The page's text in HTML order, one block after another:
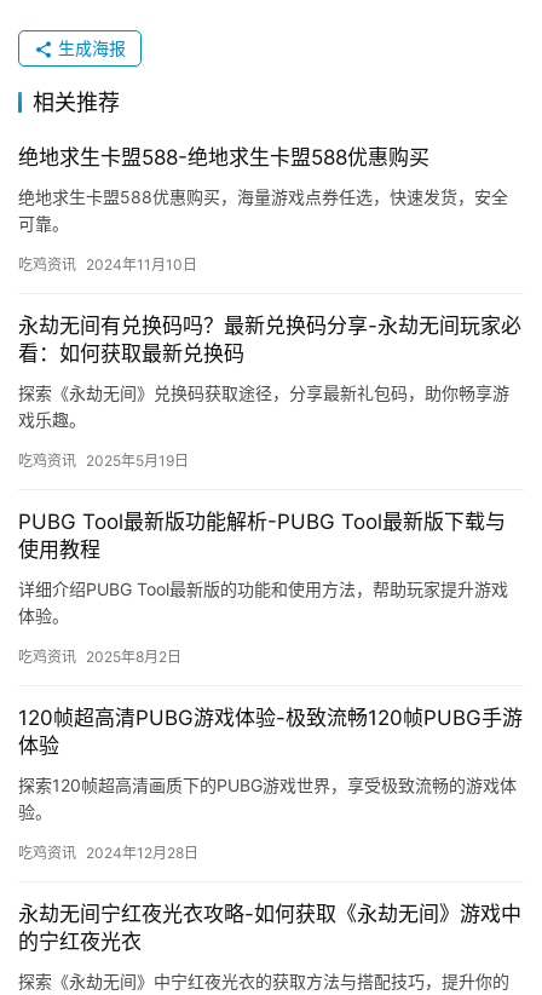
生成海报
相关推荐
绝地求生卡盟588-绝地求生卡盟588优惠购买
绝地求生卡盟588优惠购买，海量游戏点券任选，快速发货，安全
可靠。
吃鸡资讯 2024年11月10日
永劫无间有兑换码吗？最新兑换码分享-永劫无间玩家必
看：如何获取最新兑换码
探索《永劫无间》兑换码获取途径，分享最新礼包码，助你畅享游
戏乐趣。
吃鸡资讯 2025年5月19日
PUBG Tool最新版功能解析-PUBG Tool最新版下载与
使用教程
详细介绍PUBG Tool最新版的功能和使用方法，帮助玩家提升游戏
体验。
吃鸡资讯 2025年8月2日
120帧超高清PUBG游戏体验-极致流畅120帧PUBG手游
体验
探索120帧超高清画质下的PUBG游戏世界，享受极致流畅的游戏体
验。
吃鸡资讯 2024年12月28日
永劫无间宁红夜光衣攻略-如何获取《永劫无间》游戏中
的宁红夜光衣
探索《永劫无间》中宁红夜光衣的获取方法与搭配技巧，提升你的